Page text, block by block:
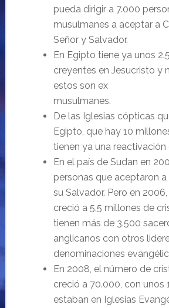
pueda dirigir a 7.000
musulmanes a aceptar a
Señor y Salvador.
En Egipto tiene ya unos
creyentes en Jesucristo y
estos son ex
musulmanes.
De las Iglesias cópticas
Egipto, que hay 10
tienen ya una reactivación
En el país de Sudan en
personas que aceptaron
su Salvador. Pero en
creció a 5,5 millones de
tienen más de 3.500
anglicanos con otros
denominaciones
En 2008, el número de
creció a 70.000, con unos
estaban en Iglesias